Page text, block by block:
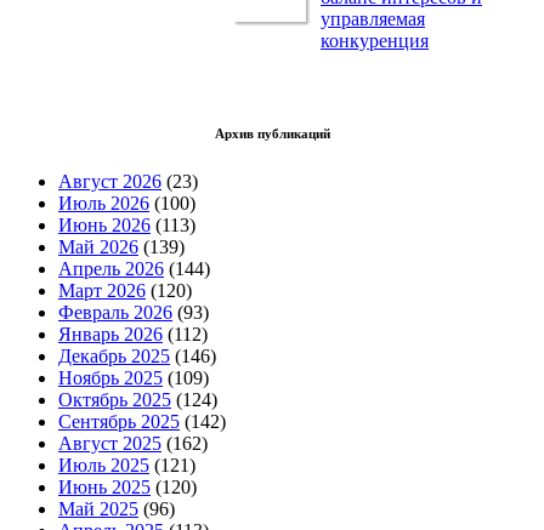
управляемая
конкуренция
Архив публикаций
Август 2026 (23)
Июль 2026 (100)
Июнь 2026 (113)
Май 2026 (139)
Апрель 2026 (144)
Март 2026 (120)
Февраль 2026 (93)
Январь 2026 (112)
Декабрь 2025 (146)
Ноябрь 2025 (109)
Октябрь 2025 (124)
Сентябрь 2025 (142)
Август 2025 (162)
Июль 2025 (121)
Июнь 2025 (120)
Май 2025 (96)